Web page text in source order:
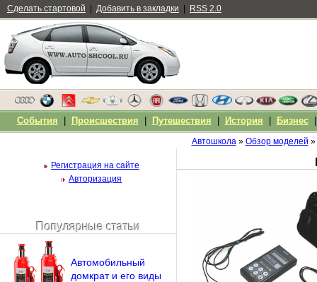
Автошкола» Обзор моделей »
Регистрация на сайте
Авторизация
Популярные статьи
Автомобильный
домкрат и его виды
Сделать стартовой Добавить в закладки RSS 2.0
События Происшествия Путешествия История Бизнес